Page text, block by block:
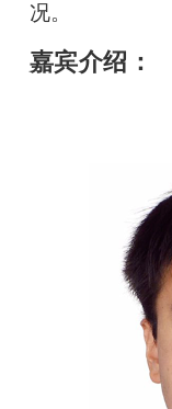
况。
嘉宾介绍：